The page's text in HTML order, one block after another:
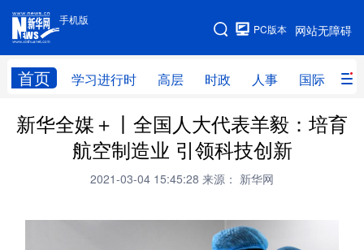
手机版
网站无障碍
PC版本
首页 学习进行时 高层 时政 人事 国际 财
手机版
网站地图
学习进行时 高层 时政 人事
财经 网评
全球连线
科技 科创 量子 体育
新华全媒＋丨全国人大代表羊毅：培育
航空制造业 引领科技创新
2021-03-04 15:45:28 来源： 新华网